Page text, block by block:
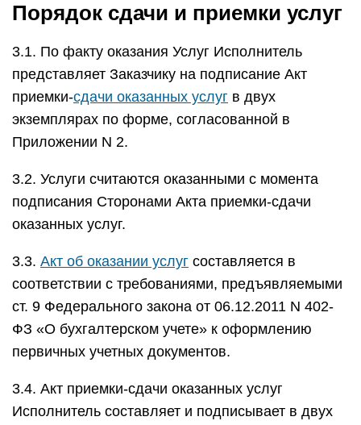
Порядок сдачи и приемки услуг
3.1. По факту оказания Услуг Исполнитель
представляет Заказчику на подписание Акт
приемки-сдачи оказанных услуг в двух
экземплярах по форме, согласованной в
Приложении N 2.
3.2. Услуги считаются оказанными с момента
подписания Сторонами Акта приемки-сдачи
оказанных услуг.
3.3. Акт об оказании услуг составляется в
соответствии с требованиями, предъявляемыми
ст. 9 Федерального закона от 06.12.2011 N 402-
ФЗ «О бухгалтерском учете» к оформлению
первичных учетных документов.
3.4. Акт приемки-сдачи оказанных услуг
Исполнитель составляет и подписывает в двух